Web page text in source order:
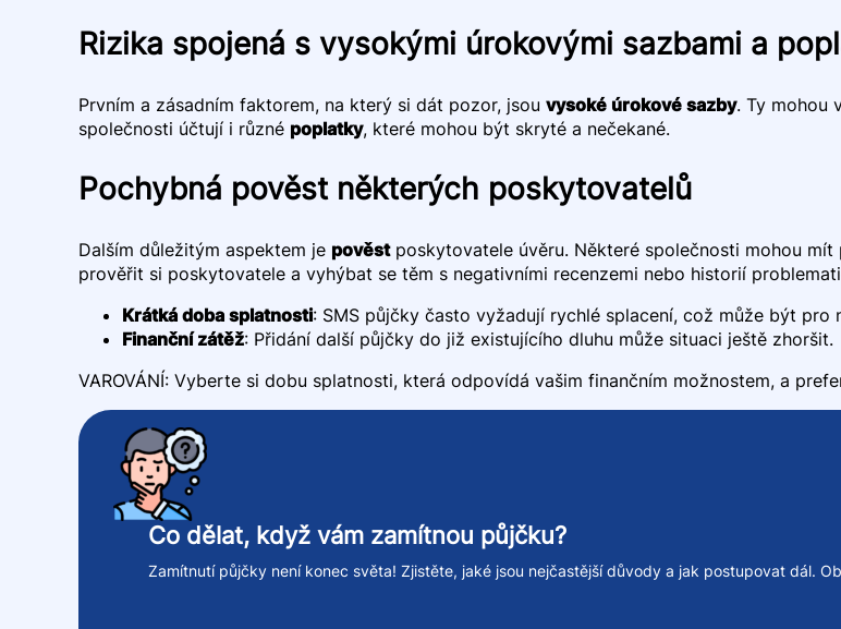
Rizika spojená s vysokými úrokovými sazbami a
Prvním a zásadním faktorem, na který si dát pozor, jsou vysoké úrokové sazby. Ty mohou
společnosti účtují i různé poplatky, které mohou být skryté a nečekané.
Pochybná pověst některých poskytovatelů
Dalším důležitým aspektem je pověstposkytovatele úvěru. Některé společnosti mohou
prověřit si poskytovatele a vyhýbat se těm s negativními recenzemi nebo historií
Krátká doba splatnosti: SMS půjčky často vyžadují rychlé splacení, což může být pro
Finanční zátěž: Přidání další půjčky do již existujícího dluhu může situaci ještě zhoršit.
VAROVÁNÍ: Vyberte si dobu splatnosti, která odpovídá vašim finančním možnostem, a
Co dělat, když vám zamítnou půjčku?
Zamítnutí půjčky není konec světa! Zjistěte, jaké jsou nejčastější důvody a jak postupovat dál.